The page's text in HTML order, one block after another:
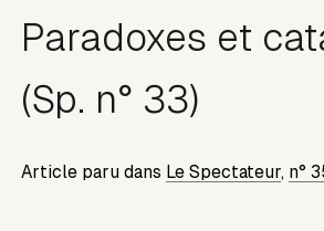
Paradoxes et
(Sp. n° 33)
Article paru dans Le Spectateur, n°